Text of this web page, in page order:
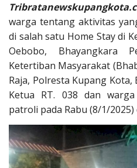
warga tentang aktivitas
di salah satu Home Stay di
Oebobo, Bhayangkara
Ketertiban Masyarakat
Raja, Polresta Kupang
Ketua RT. 038 dan
patroli pada Rabu (8/1/